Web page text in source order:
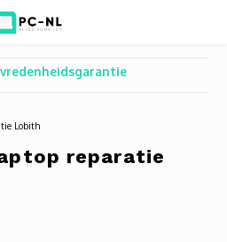
bedrijven
/ shopen particulier
Lobith
reparatie